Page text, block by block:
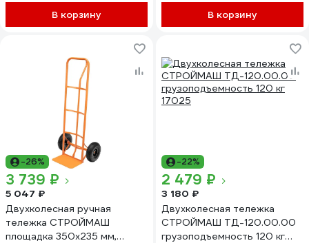
В корзину В корзину
-26%
3 739 ₽
5 047 ₽
Двухколесная ручная
тележка СТРОЙМАШ
площадка 350x235 мм,
-22%
2 479 ₽
3 180 ₽
Двухколесная тележка
СТРОЙМАШ ТД-120.00.00
грузоподъемность 120 кг